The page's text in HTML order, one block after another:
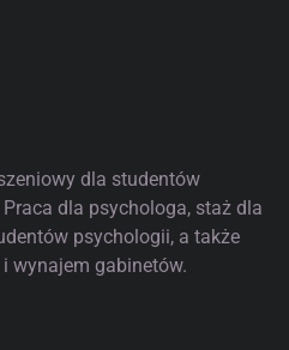
dla studentów
dla psychologa, staż dla
psychologii, a także
wynajem gabinetów.